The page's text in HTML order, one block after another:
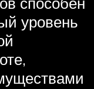
уровень